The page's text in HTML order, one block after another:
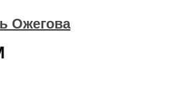
Ожегова